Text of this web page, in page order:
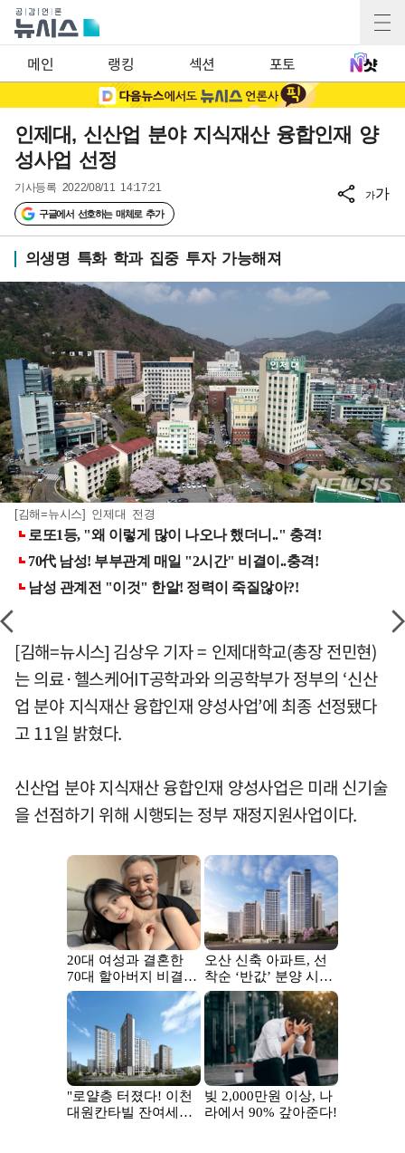
메인 랭킹 섹션 포토
인제대, 신산업 분야 지식재산 융합인재 양
성사업 선정
기사등록 2022/08/11 14:17:21
구글에서 선호하는 매체로 추가
가가
의생명 특화 학과 집중 투자 가능해져
[김해=뉴시스] 인제대 전경
[김해=뉴시스] 김상우 기자 = 인제대학교(총장 전민현)
는 의료·헬스케어IT공학과와 의공학부가 정부의 ‘신산
업 분야 지식재산 융합인재 양성사업’에 최종 선정됐다
고 11일 밝혔다.
신산업 분야 지식재산 융합인재 양성사업은 미래 신기술
을 선점하기 위해 시행되는 정부 재정지원사업이다.